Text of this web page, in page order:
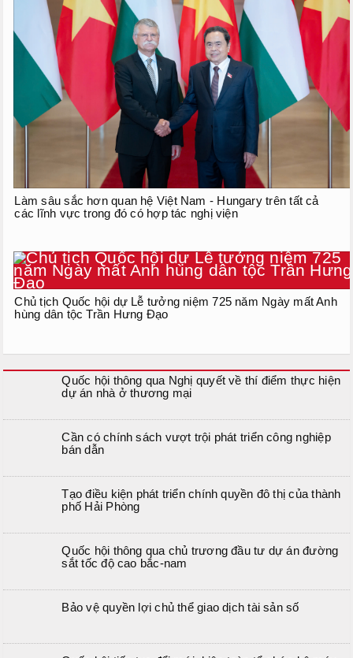
Làm sâu sắc hơn quan hệ Việt Nam - Hungary trên tất cả
các lĩnh vực trong đó có hợp tác nghị viện
Chủ tịch Quốc hội dự Lễ tưởng niệm 725 năm Ngày mất Anh
hùng dân tộc Trần Hưng Đạo
Quốc hội thông qua Nghị quyết về thí điểm thực hiện
dự án nhà ở thương mại
Cần có chính sách vượt trội phát triển công nghiệp
bán dẫn
Tạo điều kiện phát triển chính quyền đô thị của thành
phố Hải Phòng
Quốc hội thông qua chủ trương đầu tư dự án đường
sắt tốc độ cao bắc-nam
Bảo vệ quyền lợi chủ thể giao dịch tài sản số